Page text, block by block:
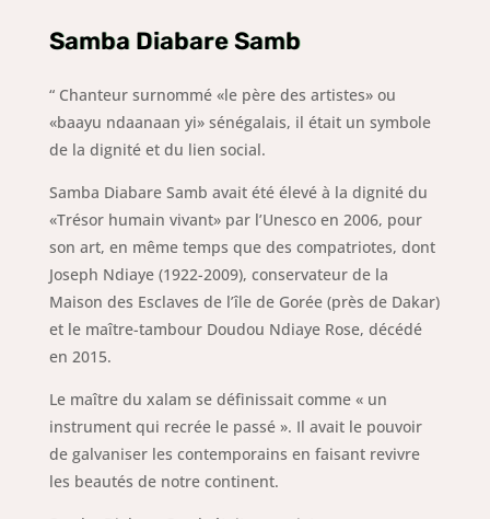
Samba Diabare Samb
“ Chanteur surnommé «le père des artistes» ou
«baayu ndaanaan yi» sénégalais, il était un symbole
de la dignité et du lien social.
Samba Diabare Samb avait été élevé à la dignité du
«Trésor humain vivant» par l’Unesco en 2006, pour
son art, en même temps que des compatriotes, dont
Joseph Ndiaye (1922-2009), conservateur de la
Maison des Esclaves de l’île de Gorée (près de Dakar)
et le maître-tambour Doudou Ndiaye Rose, décédé
en 2015.
Le maître du xalam se définissait comme « un
instrument qui recrée le passé ». Il avait le pouvoir
de galvaniser les contemporains en faisant revivre
les beautés de notre continent.